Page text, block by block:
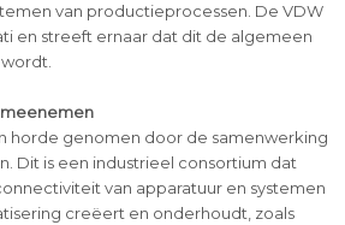
van productieprocessen. De VDW
en streeft ernaar dat dit de algemeen
horde genomen door de samenwerking
Dit is een industrieel consortium dat
van apparatuur en systemen
creëert en onderhoudt, zoals